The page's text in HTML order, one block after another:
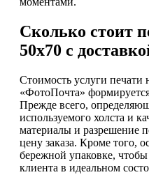
Сколько стоит
50х70 с
Стоимость услуги печати
«ФотоПочта»
Прежде всего,
используемого холста и
материалы и разрешение
цену заказа. Кроме того,
бережной упаковке,
клиента в идеальном